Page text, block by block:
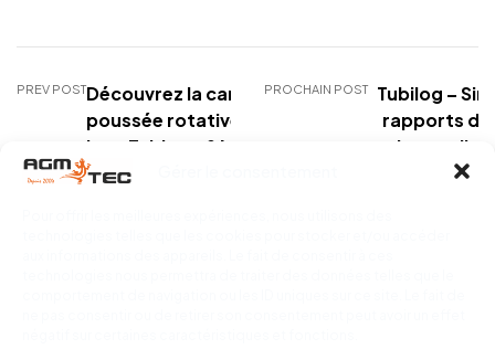
PREV POSTDécouvrez la caméra
poussée rotative sur
jonc
Tubicam® Mini
Rotative pour une
PROCHAIN POST
Tubilog –
rapports
de
une